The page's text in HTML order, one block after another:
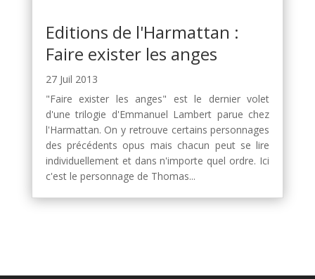
Editions de l'Harmattan :
Faire exister les anges
27 Juil 2013
"Faire exister les anges" est le dernier volet
d'une trilogie d'Emmanuel Lambert parue chez
l'Harmattan. On y retrouve certains personnages
des précédents opus mais chacun peut se lire
individuellement et dans n'importe quel ordre. Ici
c'est le personnage de Thomas...